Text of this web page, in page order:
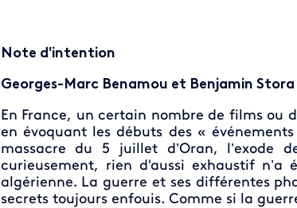
Note d'intention
Georges-Marc Benamou et Benjamin Stora
En France, un certain nombre de films ou
en évoquant les débuts des «
massacre du 5 juillet d’Oran, l’exode
curieusement, rien d'aussi exhaustif
algérienne. La guerre et ses différentes
secrets toujours enfouis. Comme si la